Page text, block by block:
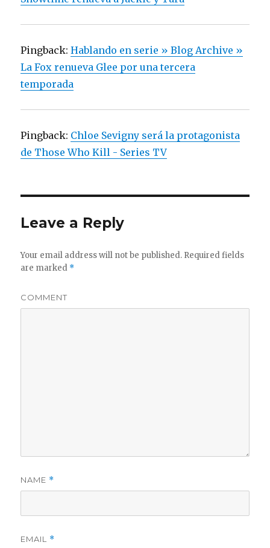
Pingback:Hablando en serie » Blog Archive »
La Fox renueva Glee por una tercera
temporada
Pingback: Chloe Sevigny será la protagonista
de Those Who Kill - Series TV
Leave a Reply
Your email address will not be published. Required fields
are marked *
COMMENT
NAME *
EMAIL *